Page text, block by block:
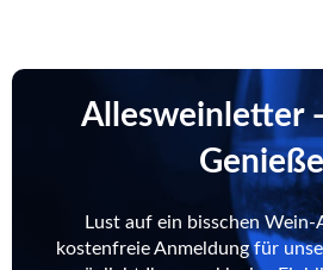
Allesweinletter
Lust auf ein bisschen Wein-
kostenfreie Anmeldung für